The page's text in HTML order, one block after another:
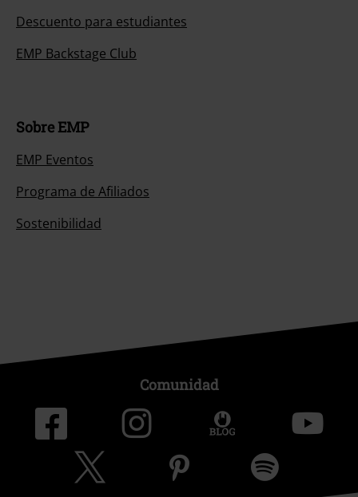
Descuento para estudiantes
EMP Backstage Club
Sobre EMP
EMP Eventos
Programa de Afiliados
Sostenibilidad
Comunidad